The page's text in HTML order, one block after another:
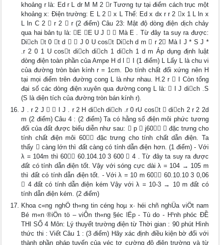
khoảng r là: Ed r L dr M M 2 r Tương tự tại điểm cách trục một
khoảng x: Điện trường: E L 2  x L Thế: Ed x dx r r 2 x 1 L ln x
L ln C 2  r 2  r (2 điểm) Câu 23: Mật độ dòng điện dịch chảy
qua hai bản tụ là: E E U J   Mà E . Từ đây ta suy ra được:
Dich t 0 t d   J 0 U cost Dich d m  r 2 Mà I J * S J *
.r 2 0 1 U cost dich dich 1 dich 1 d m Áp dụng định luật
dòng điện toàn phần của Ampe H d l  I (1 điểm) L Lấy L là chu vi
của đường tròn bán kính r = 1cm. Do tính chất đối xứng nên H
tại mọi điểm trên đường cong L là như nhau. H.2 r  I Còn tổng
đại số các dòng điện xuyên qua đường cong L là:  I J dich .S
(S là diện tích của đường tròn bán kính r).
J . r 2 J   I J . r 2 H dich dich .r 0 rU cost  dich 2 r 2 2d
m (2 điểm) Câu 4 : (2 điểm) Ta có hằng số điện môi phức tương
đối của đất được biểu diễn như sau:  p  j60  đặc trưng cho
tính chất điện môi 60 đặc trưng cho tính chất dẫn điện. Ta
thấy  càng lớn thì đất càng có tính dẫn điện hơn. (1 điểm) - Với
λ = 104m thì 60 60.104.10 3 600  4 . Từ đây ta suy ra được
đất có tính dẫn điện tốt. Vậy với sóng cực dài λ = 104 → 105 m
thì đất có tính dẫn điện tốt. - Với λ = 10 m 60 60.10.10 3 0,06
 4 đất có tính dẫn điện kém Vậy với λ = 10-3 → 10 m đất có
tính dẫn điện kém. (2 điểm)
Khoa c«ng nghÖ th«ng tin céng hoµ x· héi chñ nghÜa viÖt nam
Bé m«n ®iÖn tö – viÔn th«ng §éc lËp - Tù do - H¹nh phóc ĐỀ
THI SỐ 4 Môn: Lý thuyết trường điện từ Thời gian : 90 phút Hình
thức thi : Viết Câu 1 : (3 điểm) Hãy xác định điều kiện bờ đối với
thành phần pháp tuyến của véc tơ cường độ điện trường và từ